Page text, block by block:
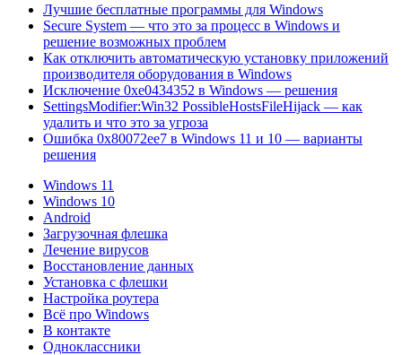
Лучшие бесплатные программы для Windows
Secure System — что это за процесс в Windows и
решение возможных проблем
Как отключить автоматическую установку приложений
производителя оборудования в Windows
Исключение 0xe0434352 в Windows — решения
SettingsModifier:Win32 PossibleHostsFileHijack — как
удалить и что это за угроза
Ошибка 0x80072ee7 в Windows 11 и 10 — варианты
решения
Windows 11
Windows 10
Android
Загрузочная флешка
Лечение вирусов
Восстановление данных
Установка с флешки
Настройка роутера
Всё про Windows
В контакте
Одноклассники